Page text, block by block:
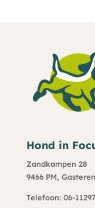
Hond in
Zandkampen 28
9466 PM, Gasteren
Telefoon: 06-